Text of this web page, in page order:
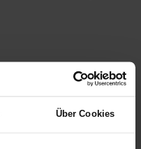
Über Cookies